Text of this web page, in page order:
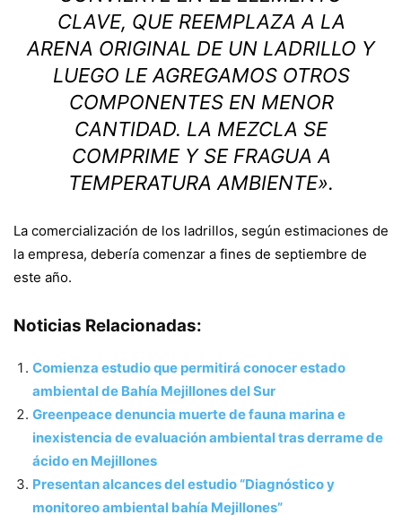
CLAVE, QUE REEMPLAZA A LA
ARENA ORIGINAL DE UN LADRILLO Y
LUEGO LE AGREGAMOS OTROS
COMPONENTES EN MENOR
CANTIDAD. LA MEZCLA SE
COMPRIME Y SE FRAGUA A
TEMPERATURA AMBIENTE».
La comercialización de los ladrillos, según estimaciones de
la empresa, debería comenzar a fines de septiembre de
este año.
Noticias Relacionadas:
Comienza estudio que permitirá conocer estado
ambiental de Bahía Mejillones del Sur
Greenpeace denuncia muerte de fauna marina e
inexistencia de evaluación ambiental tras derrame de
ácido en Mejillones
Presentan alcances del estudio “Diagnóstico y
monitoreo ambiental bahía Mejillones”